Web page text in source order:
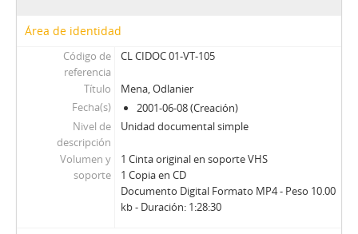
Área de identidad
Código de
referencia
CL CIDOC 01-VT-105
Título
Mena, Odlanier
Fecha(s)
2001-06-08 (Creación)
Nivel de
descripción
Unidad documental simple
Volumen y
soporte
1 Cinta original en soporte VHS
1 Copia en CD
Documento Digital Formato MP4 - Peso 10.00
kb - Duración: 1:28:30